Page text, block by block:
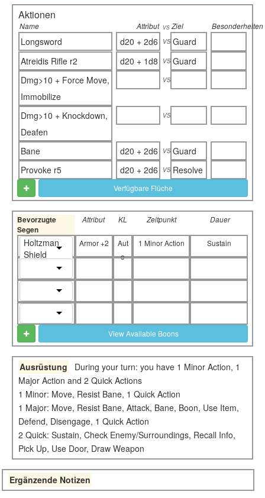
Aktionen
Name Attribut vs Ziel Besonderheiten
Longsword d20 + 2d6 vs Guard
Atreidis Rifle r2
d20 + 1d8 vs Guard
Dmg>10 + Force Move,
Immobilize
vs
Dmg>10 + Knockdown,
Deafen
vs
Bane d20 + 2d6 vs Guard
Provoke r5
d20 + 2d6 vs Resolve
Verfügbare Flüche
Bevorzugte
Segen
Attribut KL Zeitpunkt Dauer
Holtzman
Shield
Armor +2
Aut
o
1 Minor Action Sustain
View Available Boons
Ausrüstung
During your turn: you have 1 Minor Action, 1
Major Action and 2 Quick Actions
1 Minor: Move, Resist Bane, 1 Quick Action
1 Major: Move, Resist Bane, Attack, Bane, Boon, Use Item,
Defend, Disengage, 1 Quick Action
2 Quick: Sustain, Check Enemy/Surroundings, Recall Info,
Pick Up, Use Door, Draw Weapon
Ergänzende Notizen